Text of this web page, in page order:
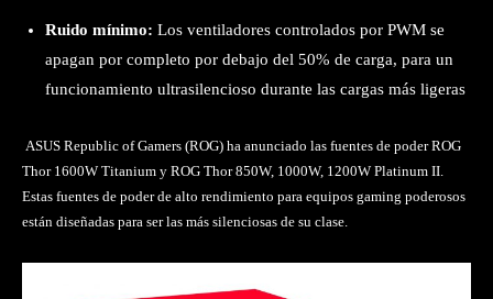
Ruido mínimo: Los ventiladores controlados por PWM se
apagan por completo por debajo del 50% de carga, para un
funcionamiento ultrasilencioso durante las cargas más ligeras
ASUS Republic of Gamers (ROG) ha anunciado las fuentes de poder ROG
Thor 1600W Titanium y ROG Thor 850W, 1000W, 1200W Platinum II.
Estas fuentes de poder de alto rendimiento para equipos gaming poderosos
están diseñadas para ser las más silenciosas de su clase.